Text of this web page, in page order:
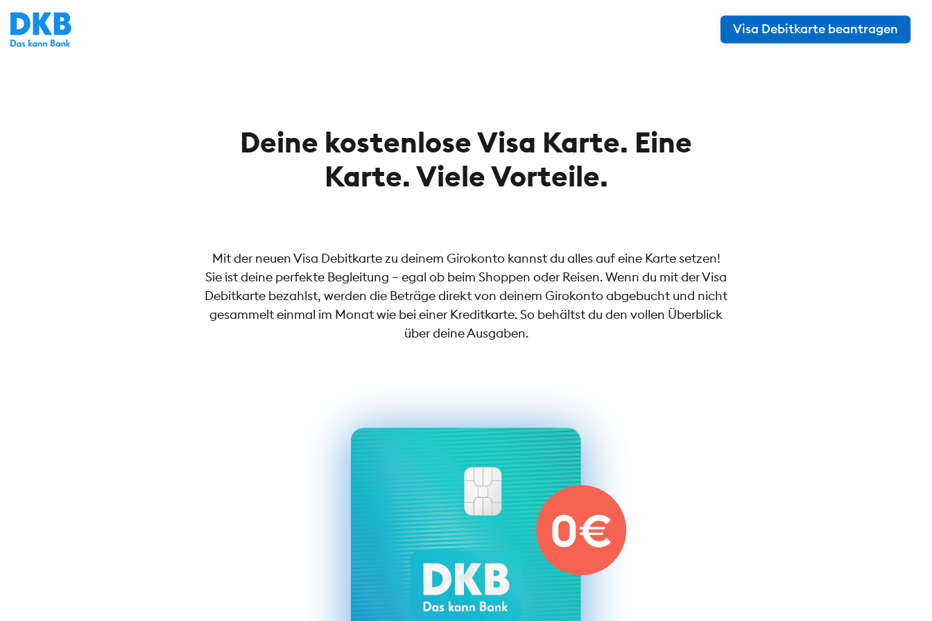
Visa Debitkarte beantragen
Deine kostenlose Visa Karte. Eine
Karte. Viele Vorteile.
Mit der neuen Visa Debitkarte zu deinem Girokonto kannst du alles auf eine Karte setzen!
Sie ist deine perfekte Begleitung – egal ob beim Shoppen oder Reisen. Wenn du mit der Visa
Debitkarte bezahlst, werden die Beträge direkt von deinem Girokonto abgebucht und nicht
gesammelt einmal im Monat wie bei einer Kreditkarte. So behältst du den vollen Überblick
über deine Ausgaben.